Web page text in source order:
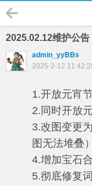
2025.02.12维护公告
admin_yyBBs
2025-2-12
1.开放元宵
2.同时开放元
3.改图变更
图无法堆叠）
4.增加宝石
5.彻底修复